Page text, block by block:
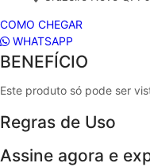
COMO CHEGAR
WHATSAPP
BENEFÍCIO
Este produto só pode ser
Regras de Uso
Assine agora e